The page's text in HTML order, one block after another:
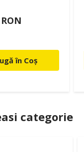
în Coș
categorie